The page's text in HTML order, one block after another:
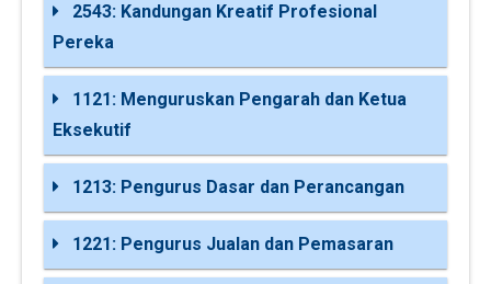
2543: Kandungan Kreatif Profesional
Pereka
1121: Menguruskan Pengarah dan Ketua
Eksekutif
1213: Pengurus Dasar dan Perancangan
1221: Pengurus Jualan dan Pemasaran